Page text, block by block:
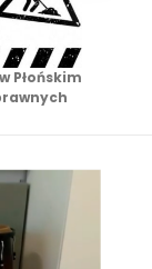
Płońskim